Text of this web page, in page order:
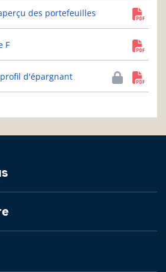
des portefeuilles
F
d'épargnant